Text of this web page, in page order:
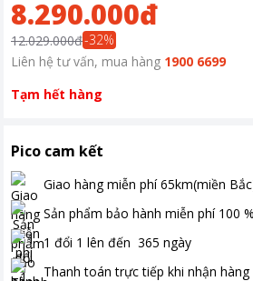
8.290.000đ
12.029.000đ-32%
Liên hệ tư vấn, mua hàng 1900 6699
Tạm hết hàng
Pico cam kết
Giao hàng miễn phí 65km(miền
Sản phẩm bảo hành miễn phí 100 %
1 đổi 1 lên đến 365 ngày
Thanh toán trực tiếp khi nhận hàng